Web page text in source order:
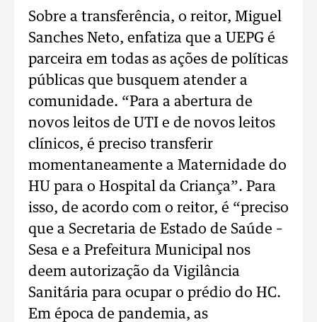
Sobre a transferência, o reitor, Miguel
Sanches Neto, enfatiza que a UEPG é
parceira em todas as ações de políticas
públicas que busquem atender a
comunidade. “Para a abertura de
novos leitos de UTI e de novos leitos
clínicos, é preciso transferir
momentaneamente a Maternidade do
HU para o Hospital da Criança”. Para
isso, de acordo com o reitor, é “preciso
que a Secretaria de Estado de Saúde –
Sesa e a Prefeitura Municipal nos
deem autorização da Vigilância
Sanitária para ocupar o prédio do HC.
Em época de pandemia, as